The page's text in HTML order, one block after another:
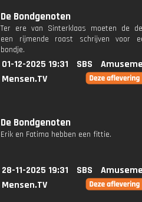
De Bondgenoten
Ter ere van Sinterklaas moeten de
een rijmende roast schrijven voor
bondje.
01-12-2025 19:31 SBS
Mensen.TV
De Bondgenoten
Erik en Fatima hebben een fittie.
28-11-2025 19:31 SBS
Mensen.TV